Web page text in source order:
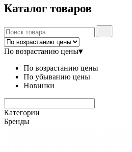
Каталог товаров
По возрастанию цены▾
По возрастанию цены
По убыванию цены
Новинки
Категории
Бренды